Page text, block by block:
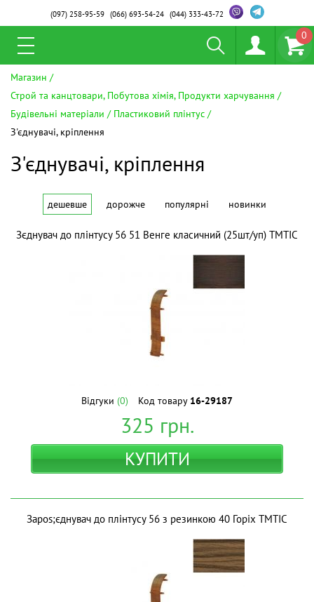
(097)258-95-59 (066)693-54-24 (044)333-43-72
0
Магазин
Строй та канцтовари, Побутова хімія, Продукти харчування
Будівельні матеріали
Пластиковий плінтус
З'єднувачі, кріплення
З'єднувачі, кріплення
дешевше дорожче популярні новинки
Зєднувач до плінтусу 56 51 Венге класичний (25шт/уп) ТМТІС
Відгуки (0) Код товару 16-29187
325 грн.
КУПИТИ
Зapos;єднувач до плінтусу 56 з резинкою 40 Горіх ТМТІС